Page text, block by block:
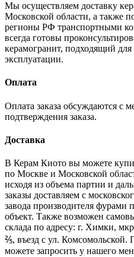
Мы осуществляем доставку
Московской области, а также
регионы РФ транспортными
всегда готовы
керамогранит, подходящий
эксплуатации.
Оплата
Оплата заказа обсуждаются с
подтверждения заказа.
Доставка
В Керам Киото вы можете
по Москве и Московской
исходя из объема партии и
заказы доставляем с
завода производителя фурами
объект. Также возможен
склада по адресу: г. Химки,
⅖, въезд с ул. Комсомольской.
можете запросить у нашего